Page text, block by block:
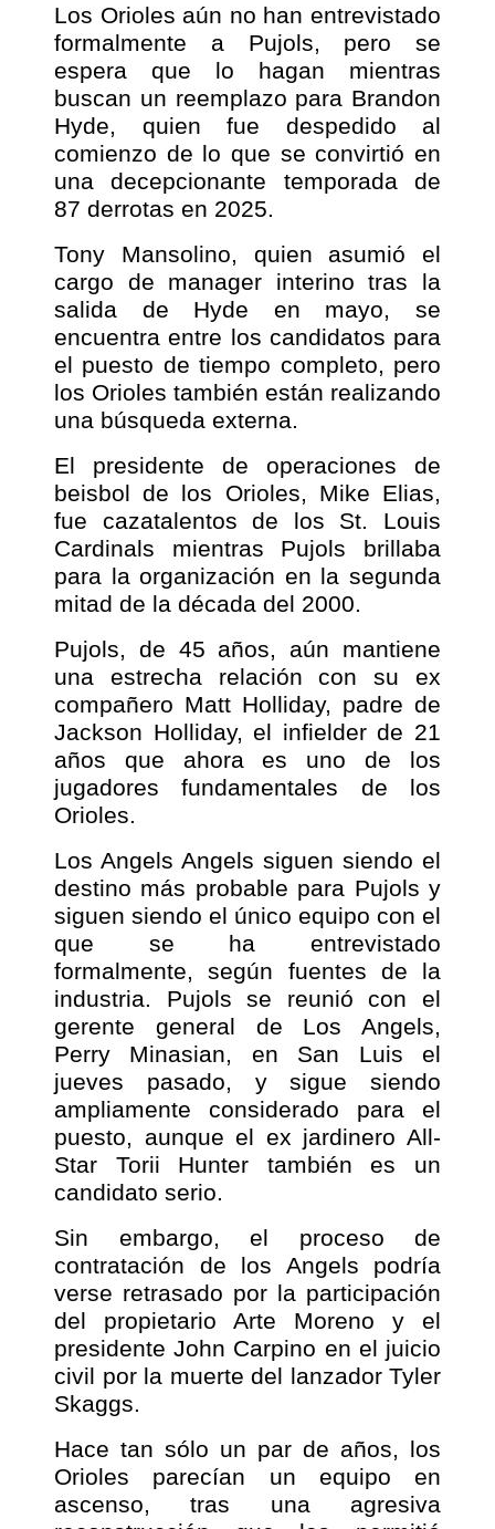
Los Orioles aún no han entrevistado
formalmente a Pujols, pero se
espera que lo hagan mientras
buscan un reemplazo para Brandon
Hyde, quien fue despedido al
comienzo de lo que se convirtió en
una decepcionante temporada de
87 derrotas en 2025.
Tony Mansolino, quien asumió el
cargo de manager interino tras la
salida de Hyde en mayo, se
encuentra entre los candidatos para
el puesto de tiempo completo, pero
los Orioles también están realizando
una búsqueda externa.
El presidente de operaciones de
beisbol de los Orioles, Mike Elias,
fue cazatalentos de los St. Louis
Cardinals mientras Pujols brillaba
para la organización en la segunda
mitad de la década del 2000.
Pujols, de 45 años, aún mantiene
una estrecha relación con su ex
compañero Matt Holliday, padre de
Jackson Holliday, el infielder de 21
años que ahora es uno de los
jugadores fundamentales de los
Orioles.
Los Angels Angels siguen siendo el
destino más probable para Pujols y
siguen siendo el único equipo con el
que se ha entrevistado
formalmente, según fuentes de la
industria. Pujols se reunió con el
gerente general de Los Angels,
Perry Minasian, en San Luis el
jueves pasado, y sigue siendo
ampliamente considerado para el
puesto, aunque el ex jardinero All-
Star Torii Hunter también es un
candidato serio.
Sin embargo, el proceso de
contratación de los Angels podría
verse retrasado por la participación
del propietario Arte Moreno y el
presidente John Carpino en el juicio
civil por la muerte del lanzador Tyler
Skaggs.
Hace tan sólo un par de años, los
Orioles parecían un equipo en
ascenso, tras una agresiva